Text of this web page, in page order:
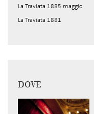
La Traviata 1885 maggio
La Traviata 1881
DOVE